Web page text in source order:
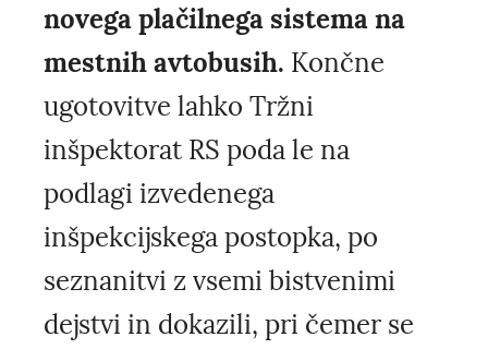
novega plačilnega sistema na
mestnih avtobusih. Končne
ugotovitve lahko Tržni
inšpektorat RS poda le na
podlagi izvedenega
inšpekcijskega postopka, po
seznanitvi z vsemi bistvenimi
dejstvi in dokazili, pri čemer se